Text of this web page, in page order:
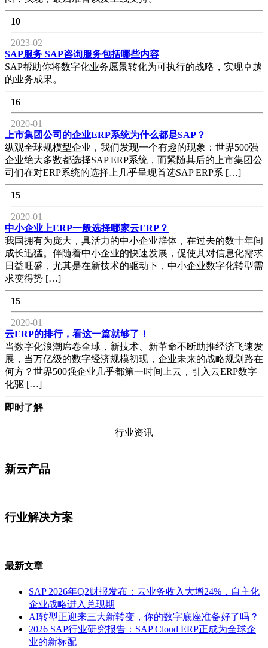
10
2023-02
SAP服务 SAP咨询服务包括哪些内容
SAP帮助你将数字化业务愿景转化为可执行的战略，实现卓越
的业务成果。
16
2020-01
上市集团公司的企业ERP系统为什么都是SAP？
纵观全球规模型企业，我们发现一个有趣的现象：世界500强
企业绝大多数都选择SAP ERP系统，而紧随其后的上市集团公
司们在对ERP系统的选择上几乎呈现首选SAP ERP系 […]
15
2020-01
中小企业上ERP一般选择哪家云ERP？
我国拥有为庞大，具活力的中小企业群体，在过去的数十年间
成长迅猛。伴随着中小企业的快速发展，促使其对信息化需求
日益旺盛，尤其是在新技术的驱动下，中小企业数字化转型需
求变得势 […]
15
2020-01
云ERP的排行，看这一篇就够了！
当数字化浪潮席卷全球，新技术、新革命不断助推经济飞速发
展，当万亿级的数字经济规模初现，企业未来的战略规划路在
何方？世界500强企业几乎都第一时间上云，引入云ERP数字
化驱 […]
即时了解
行业资讯
新云产品
行业解决方案
最新文章
SAP 2026年Q2财报发布：云业务收入大增24%，自主化
企业战略进入兑现期
AI转型正迎来三大新转变，你的数字底座准备好了吗？
2026 SAP行业研究报告：SAP Cloud ERP正成为全球企
业的新标配